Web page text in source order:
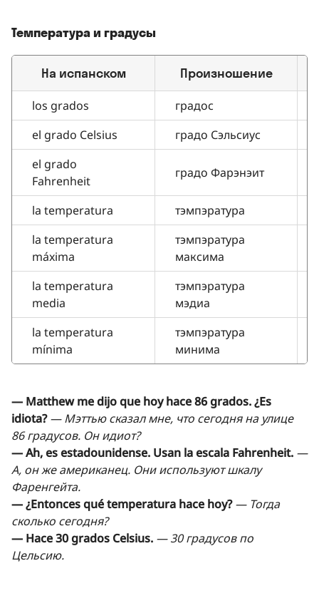
Температура и градусы
На испанском Произношение
los grados градос
el grado Celsius
градо Сэльсиус
el grado
Fahrenheit
градо Фарэнэит
la temperatura
тэмпэратура
la temperatura
máxima
тэмпэратура
максима
la temperatura
media
тэмпэратура
мэдиа
la temperatura
mínima
тэмпэратура
минима
— Matthew me dijo que hoy hace 86 grados. ¿Es
idiota?— Мэттью сказал мне, что сегодня на улице
86 градусов. Он идиот?
— Ah, es estadounidense. Usan la escala Fahrenheit. —
А, он же американец. Они используют шкалу
Фаренгейта.
— ¿Entonces qué temperatura hace hoy?— Тогда
сколько сегодня?
— Hace 30 grados Celsius. — 30 градусов по
Цельсию.